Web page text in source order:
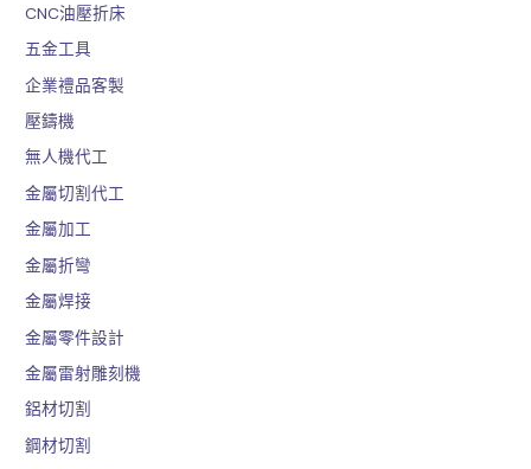
:
CNC油壓折床
五金工具
企業禮品客製
壓鑄機
無人機代工
金屬切割代工
金屬加工
金屬折彎
金屬焊接
金屬零件設計
金屬雷射雕刻機
鋁材切割
鋼材切割